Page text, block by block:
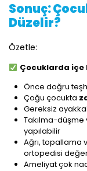
Sonuç:
Düzelir?
Özetle:
Çocuklarda içe
Önce doğru
Çoğu çocukta
Gereksiz
Takılma-düşme
yapılabilir
Ağrı, topallama
ortopedisi
Ameliyat çok